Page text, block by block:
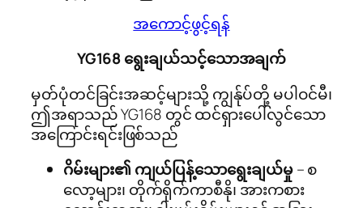
အကောင့်ဖွင့်ရန်
YG168 ရွေးချယ်သင့်သောအချက်
မှတ်ပုံတင်ခြင်းအဆင့်များသို့ ကျွန်ုပ်တို့ မပါဝင်မီ၊
ဤအရာသည် YG168 တွင် ထင်ရှားပေါ်လွင်သော
အကြောင်းရင်းဖြစ်သည်
ဂိမ်းများ၏ ကျယ်ပြန့်သောရွေးချယ်မှု– စ
လော့များ၊ တိုက်ရိုက်ကာစီနို၊ အားကစား